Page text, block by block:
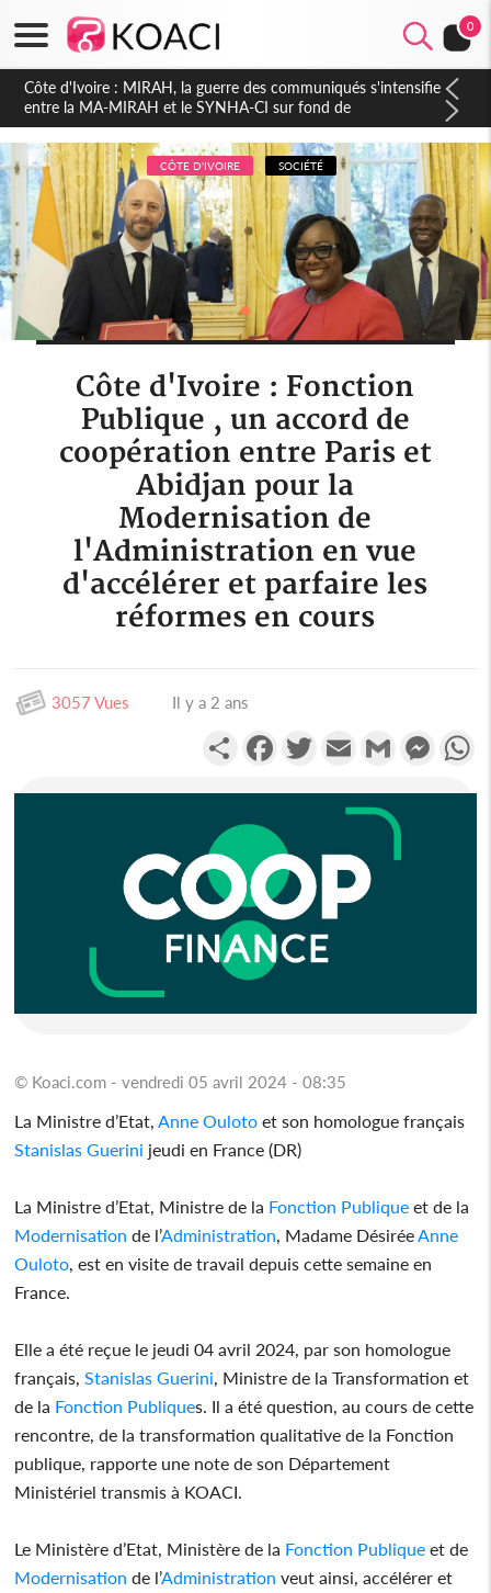
0
Côte d'Ivoire : Indépendance 2026, Thiam plaide pour un
environnement démocratique plus apaisé
CÔTE D'IVOIRE SOCIÉTÉ
Côte d'Ivoire : Fonction
Publique , un accord de
coopération entre Paris et
Abidjan pour la
Modernisation de
l'Administration en vue
d'accélérer et parfaire les
réformes en cours
3057 Vues Il y a 2 ans
PartagerFacebookTwitterEmail Gmail
© Koaci.com - vendredi 05 avril 2024 - 08:35
La Ministre d’Etat, Anne Ouloto et son homologue français
Stanislas Guerini jeudi en France (DR)
La Ministre d’Etat, Ministre de la Fonction Publique et de la
Modernisation de l’Administration , Madame Désirée Anne
Ouloto , est en visite de travail depuis cette semaine en
France.
Elle a été reçue le jeudi 04 avril 2024, par son homologue
français, Stanislas Guerini , Ministre de la Transformation et
de la Fonction Publiques. Il a été question, au cours de cette
rencontre, de la transformation qualitative de la Fonction
publique, rapporte une note de son Département
Ministériel transmis à KOACI.
Le Ministère d’Etat, Ministère de la Fonction Publique et de
Modernisation de l’Administration veut ainsi, accélérer et